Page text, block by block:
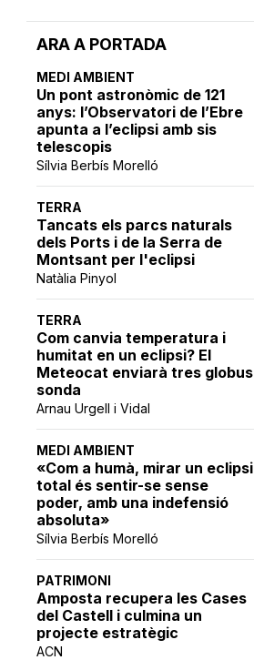
ARA A PORTADA
MEDI AMBIENT
Un pont astronòmic de 121
anys: l’Observatori de l’Ebre
apunta a l’eclipsi amb sis
telescopis
Sílvia Berbís Morelló
TERRA
Tancats els parcs naturals
dels Ports i de la Serra de
Montsant per l'eclipsi
Natàlia Pinyol
TERRA
Com canvia temperatura i
humitat en un eclipsi? El
Meteocat enviarà tres globus
sonda
Arnau Urgell i Vidal
MEDI AMBIENT
«Com a humà, mirar un eclipsi
total és sentir-se sense
poder, amb una indefensió
absoluta»
Sílvia Berbís Morelló
PATRIMONI
Amposta recupera les Cases
del Castell i culmina un
projecte estratègic
ACN